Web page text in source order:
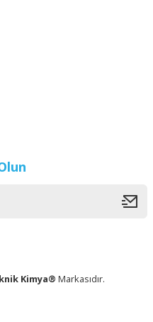
Kimya® Markasıdır.